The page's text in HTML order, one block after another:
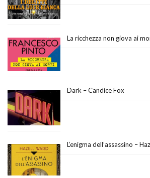
La ricchezza non giova ai
Dark – Candice Fox
L’enigma dell’assassino –